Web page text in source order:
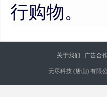
行购物。
关于我们 广告合
无尽科技 (唐山) 有限